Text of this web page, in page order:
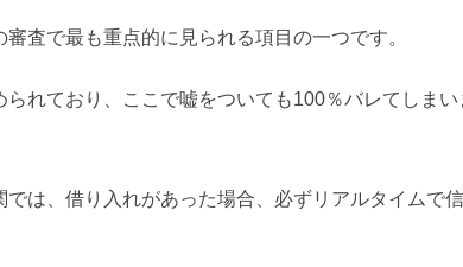
査で最も重点的に見られる項目の一つです。
れており、ここで嘘をついても100％バレてしまい
は、借り入れがあった場合、必ずリアルタイムで